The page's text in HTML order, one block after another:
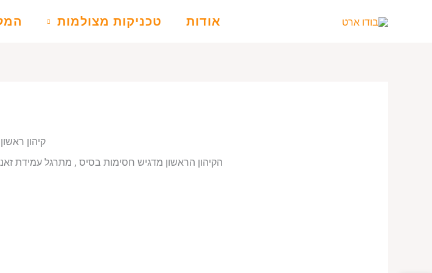
אודות טכניקות מצולמות
קיהון ראשון
הקיהון הראשון מדגיש חסימות בסיס , מתרגל עמידת